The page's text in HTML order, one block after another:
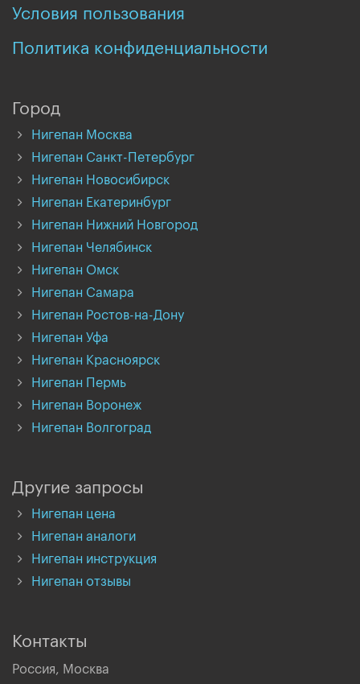
Условия пользования
Политика конфиденциальности
Город
Нигепан Москва
Нигепан Санкт-Петербург
Нигепан Новосибирск
Нигепан Екатеринбург
Нигепан Нижний Новгород
Нигепан Челябинск
Нигепан Омск
Нигепан Самара
Нигепан Ростов-на-Дону
Нигепан Уфа
Нигепан Красноярск
Нигепан Пермь
Нигепан Воронеж
Нигепан Волгоград
Другие запросы
Нигепан цена
Нигепан аналоги
Нигепан инструкция
Нигепан отзывы
Контакты
Россия, Москва